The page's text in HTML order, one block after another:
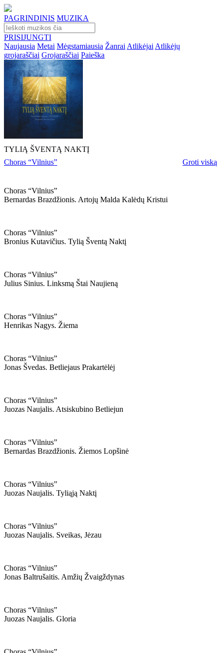
PAGRINDINIS MUZIKA
PRISIJUNGTI
Naujausia Metai Mėgstamiausia Žanrai Atlikėjai Atlikėjų
grojaraščiai Grojaraščiai Paieška
TYLIĄ ŠVENTĄ NAKTĮ
Choras “Vilnius”
Groti viską
Choras “vilnius”
Bernardas Brazdžionis. Artojų Malda Kalėdų Kristui
Choras “vilnius”
Bronius Kutavičius. Tylią Šventą Naktį
Choras “vilnius”
Julius Sinius. Linksmą Štai Naujieną
Choras “vilnius”
Henrikas Nagys. Žiema
Choras “vilnius”
Jonas Švedas. Betliejaus Prakartėlėj
Choras “vilnius”
Juozas Naujalis. Atsiskubino Betliejun
Choras “vilnius”
Bernardas Brazdžionis. Žiemos Lopšinė
Choras “vilnius”
Juozas Naujalis. Tyliąją Naktį
Choras “vilnius”
Juozas Naujalis. Sveikas, Jėzau
Choras “vilnius”
Jonas Baltrušaitis. Amžių Žvaigždynas
Choras “vilnius”
Juozas Naujalis. Gloria